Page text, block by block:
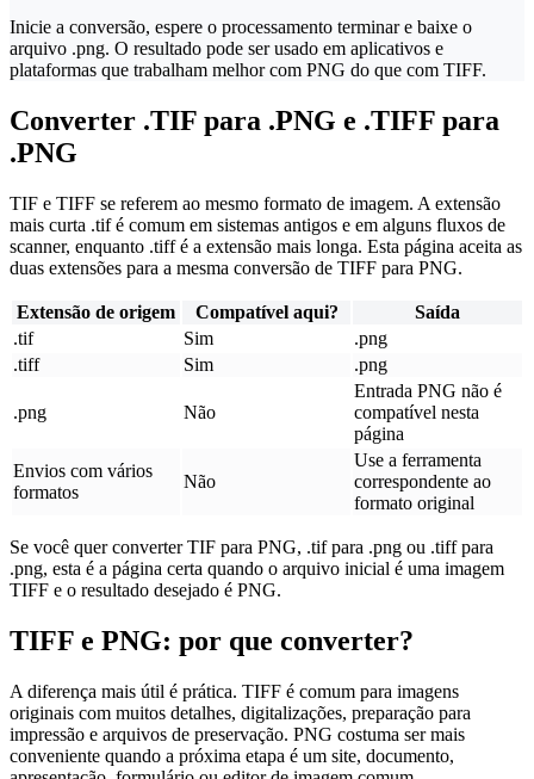
Inicie a conversão, espere o processamento terminar e baixe o
arquivo .png. O resultado pode ser usado em aplicativos e
plataformas que trabalham melhor com PNG do que com TIFF.
Converter .TIF para .PNG e .TIFF para
.PNG
TIF e TIFF se referem ao mesmo formato de imagem. A extensão
mais curta .tif é comum em sistemas antigos e em alguns fluxos de
scanner, enquanto .tiff é a extensão mais longa. Esta página aceita as
duas extensões para a mesma conversão de TIFF para PNG.
Extensão de origem Compatível aqui?
Saída
.tif
Sim
.png
.tiff
Sim .png
.png Não
Entrada PNG não é
compatível nesta
página
Envios com vários
formatos
Não
Use a ferramenta
correspondente ao
formato original
Se você quer converter TIF para PNG, .tif para .png ou .tiff para
.png, esta é a página certa quando o arquivo inicial é uma imagem
TIFF e o resultado desejado é PNG.
TIFF e PNG: por que converter?
A diferença mais útil é prática. TIFF é comum para imagens
originais com muitos detalhes, digitalizações, preparação para
impressão e arquivos de preservação. PNG costuma ser mais
conveniente quando a próxima etapa é um site, documento,